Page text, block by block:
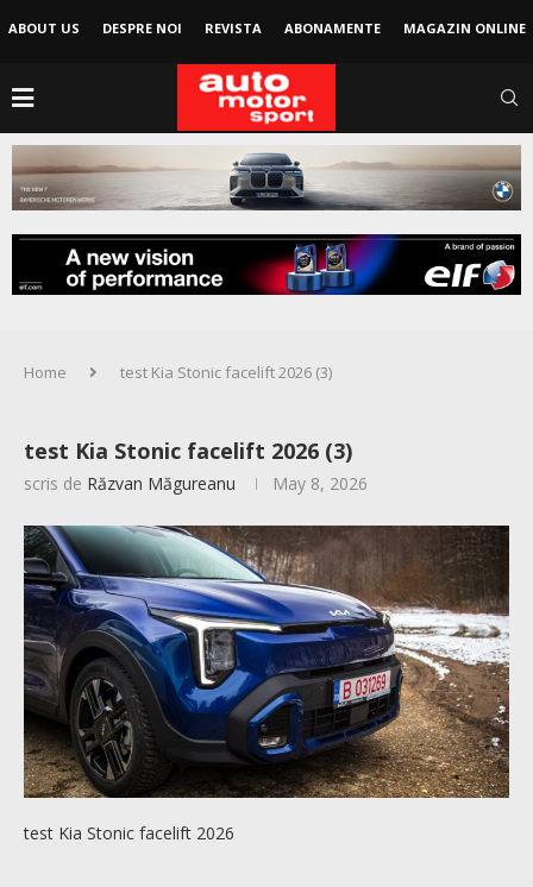
ABOUT US DESPRE NOI REVISTA ABONAMENTE MAGAZIN ONLINE
Home test Kia Stonic facelift 2026 (3)
test Kia Stonic facelift 2026 (3)
scris de Răzvan Măgureanu May 8, 2026
test Kia Stonic facelift 2026